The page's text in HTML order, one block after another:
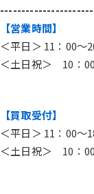
【営業時間】
＜平日＞ 11：00～
＜土日祝＞　10：
【買取受付】
＜平日＞ 11：00～
＜土日祝＞　10：